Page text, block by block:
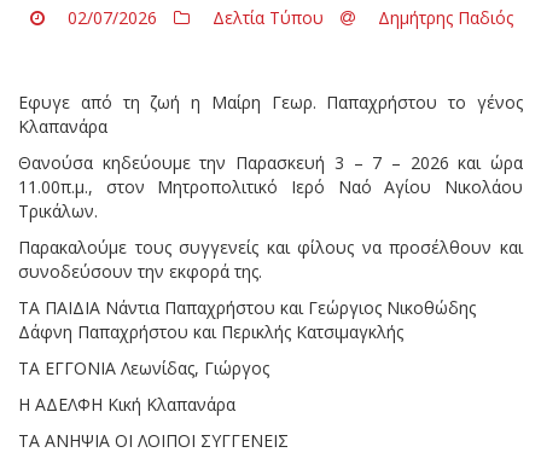
02/07/2026 Δελτία Τύπου Δημήτρης Παδιός
Eφυγε από τη ζωή η Μαίρη Γεωρ. Παπαχρήστου το γένος
Κλαπανάρα
Θανούσα κηδεύουμε την Παρασκευή 3 – 7 – 2026 και ώρα
11.00π.μ., στον Μητροπολιτικό Ιερό Ναό Αγίου Νικολάου
Τρικάλων.
Παρακαλούμε τους συγγενείς και φίλους να προσέλθουν και
συνοδεύσουν την εκφορά της.
ΤΑ ΠΑΙΔΙΑ Νάντια Παπαχρήστου και Γεώργιος Νικοθώδης
Δάφνη Παπαχρήστου και Περικλής Κατσιμαγκλής
ΤΑ ΕΓΓΟΝΙΑ Λεωνίδας, Γιώργος
Η ΑΔΕΛΦΗ Κική Κλαπανάρα
ΤΑ ΑΝΗΨΙΑ ΟΙ ΛΟΙΠΟΙ ΣΥΓΓΕΝΕΙΣ